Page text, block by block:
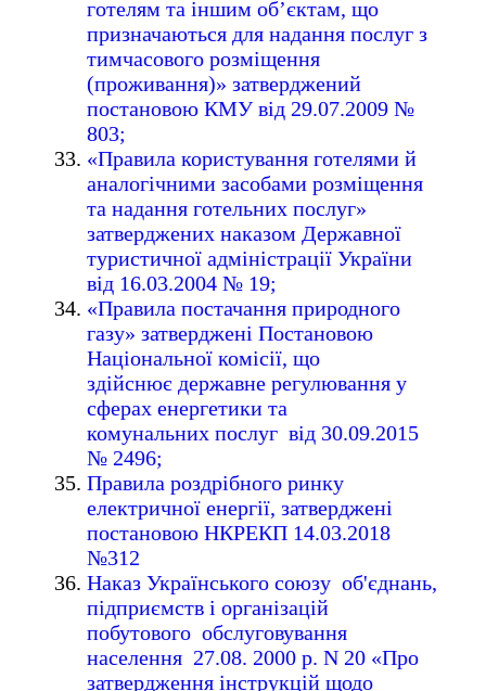
готелям та іншим об’єктам, що
призначаються для надання послуг з
тимчасового розміщення
(проживання)» затверджений
постановою КМУ від 29.07.2009 №
803;
«Правила користування готелями й
аналогічними засобами розміщення
та надання готельних послуг»
затверджених наказом Державної
туристичної адміністрації України
від 16.03.2004 № 19;
«Правила постачання природного
газу» затверджені Постановою
Національної комісії, що
здійснює державне регулювання у
сферах енергетики та
комунальних послуг від 30.09.2015
№ 2496;
Правила роздрібного ринку
електричної енергії, затверджені
постановою НКРЕКП 14.03.2018
№312
Наказ Українського союзу об'єднань,
підприємств і організацій
побутового обслуговування
населення 27.08. 2000 р. N 20 «Про
затвердження інструкцій щодо